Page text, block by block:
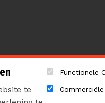
te
Functionele